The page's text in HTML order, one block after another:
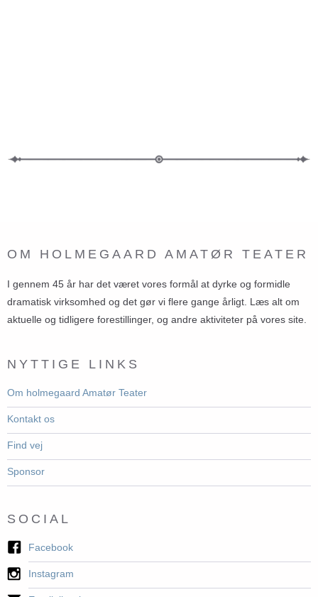
OM HOLMEGAARD AMATØR TEATER
I gennem 45 år har det været vores formål at dyrke og formidle
dramatisk virksomhed og det gør vi flere gange årligt. Læs alt om
aktuelle og tidligere forestillinger, og andre aktiviteter på vores site.
NYTTIGE LINKS
Om holmegaard Amatør Teater
Kontakt os
Find vej
Sponsor
SOCIAL
Facebook
Instagram